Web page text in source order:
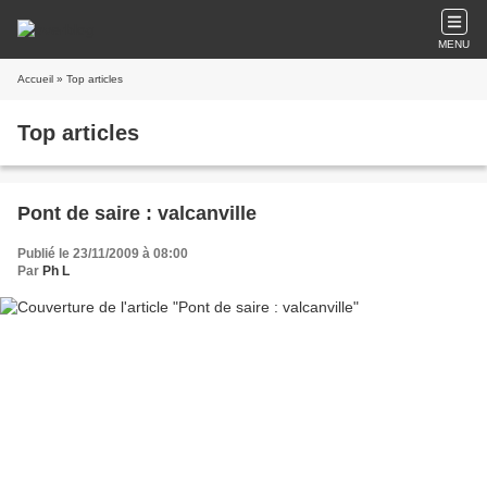
MENU
Accueil » Top articles
Top articles
Pont de saire : valcanville
Publié le 23/11/2009 à 08:00
Par Ph L